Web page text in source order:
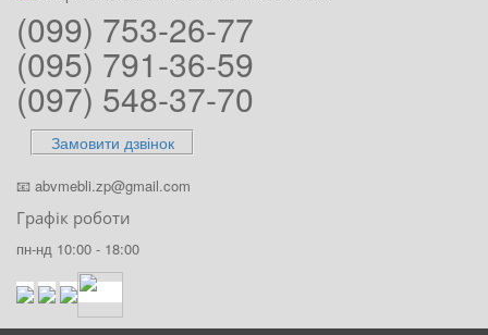
(099) 753-26-77
(095) 791-36-59
(097) 548-37-70
Замовити дзвінок
📧 abvmebli.zp@gmail.com
Графік роботи
пн-нд 10:00 - 18:00